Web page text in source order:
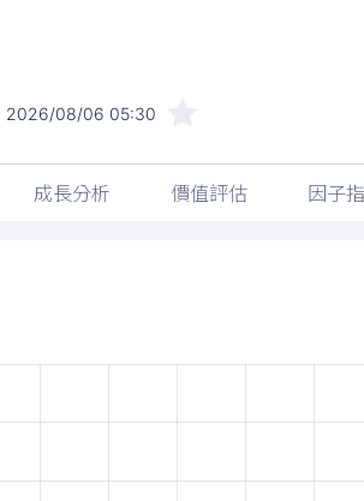
2026/08/06 05:30
成長分析 價值評估 因子